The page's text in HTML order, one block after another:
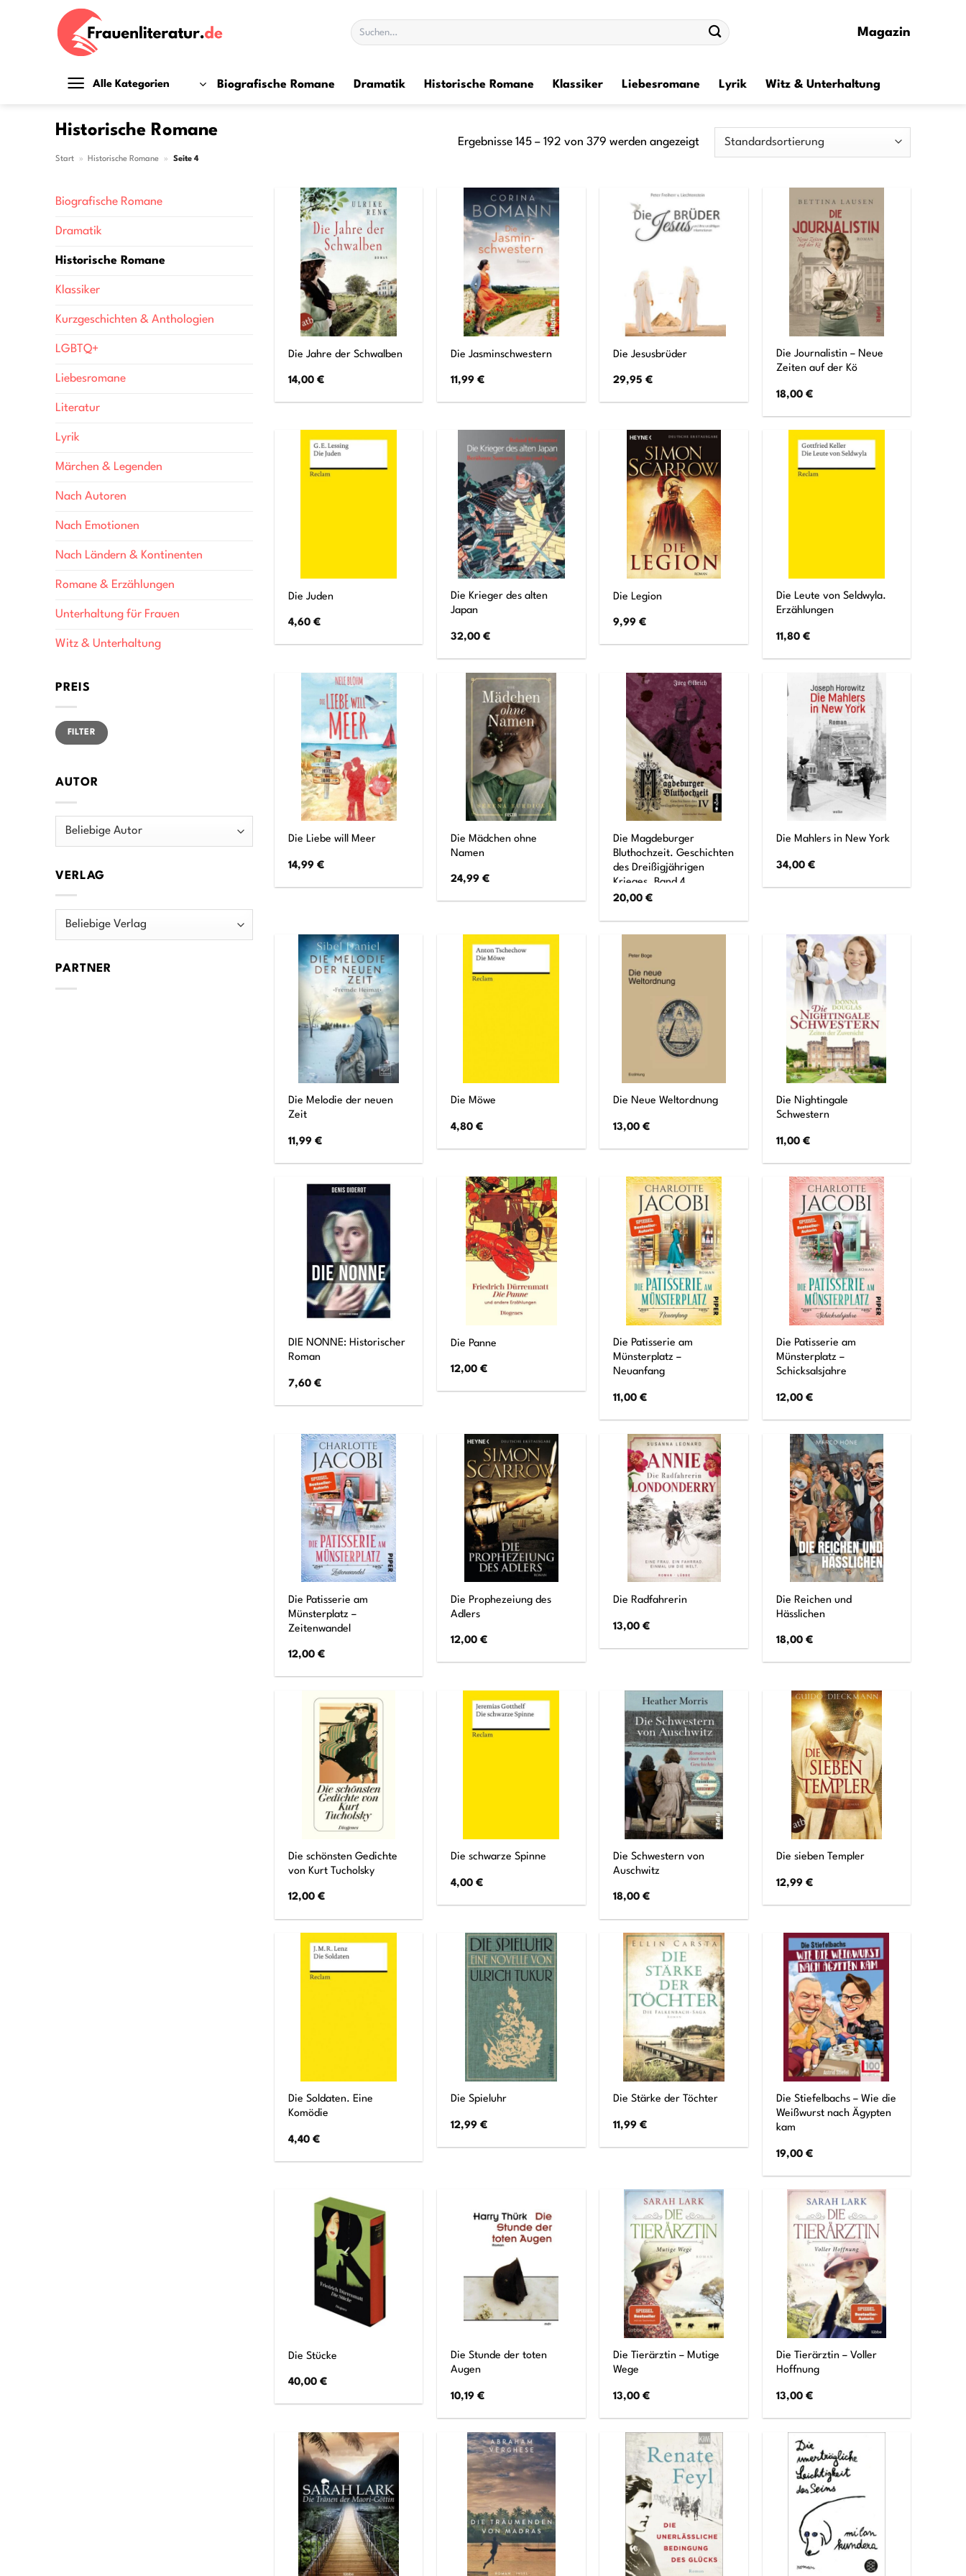
Suchen
nach:
Magazin
Alle Kategorien Biografische Romane Dramatik Historische Romane Klassiker Liebesromane Lyrik Witz & Unterhaltung
Historische Romane
Start » Historische Romane » Seite 4
Ergebnisse 145 – 192 von 379 werden angezeigt
Biografische Romane
Dramatik
Historische Romane
Klassiker
Kurzgeschichten & Anthologien
LGBTQ+
Liebesromane
Literatur
Lyrik
Märchen & Legenden
Nach Autoren
Nach Emotionen
Nach Ländern & Kontinenten
Romane & Erzählungen
Unterhaltung für Frauen
Witz & Unterhaltung
PREIS
Min.
Preis
Max.
PreisFILTER
AUTOR
VERLAG
PARTNER
Die Jahre der Schwalben
14,00 €
Die Jasminschwestern
11,99€
Die Jesusbrüder
29,95€
Die Journalistin – Neue
Zeiten auf der Kö
18,00 €
Die Juden
4,60 €
Die Krieger des alten
Japan
32,00€
Die Legion
9,99€
Die Leute von Seldwyla.
Erzählungen
11,80 €
Die Liebe will Meer
14,99 €
Die Mädchen ohne
Namen
24,99€
Die Magdeburger
Bluthochzeit. Geschichten
des Dreißigjährigen
Krieges. Band 4
20,00€
Die Mahlers in New York
34,00 €
Die Melodie der neuen
Zeit
11,99 €
Die Möwe
4,80€
Die Neue Weltordnung
13,00€
Die Nightingale
Schwestern
11,00 €
DIE NONNE: Historischer
Roman
7,60 €
Die Panne
12,00€
Die Patisserie am
Münsterplatz –
Neuanfang
11,00€
Die Patisserie am
Münsterplatz –
Schicksalsjahre
12,00 €
Die Patisserie am
Münsterplatz –
Zeitenwandel
12,00 €
Die Prophezeiung des
Adlers
12,00€
Die Radfahrerin
13,00€
Die Reichen und
Hässlichen
18,00 €
Die schönsten Gedichte
von Kurt Tucholsky
12,00 €
Die schwarze Spinne
4,00€
Die Schwestern von
Auschwitz
18,00€
Die sieben Templer
12,99 €
Die Soldaten. Eine
Komödie
4,40 €
Die Spieluhr
12,99€
Die Stärke der Töchter
11,99€
Die Stiefelbachs – Wie die
Weißwurst nach Ägypten
kam
19,00 €
Die Stücke
40,00 €
Die Stunde der toten
Augen
10,19€
Die Tierärztin – Mutige
Wege
13,00€
Die Tierärztin – Voller
Hoffnung
13,00 €